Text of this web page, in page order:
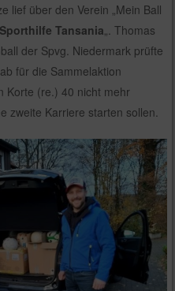
lief über den Verein „Mein Ball
Sporthilfe Tansania „. Thomas
der Spvg. Niedermark prüfte
für die Sammelaktion
Korte (re.) 40 nicht mehr
zweite Karriere starten sollen.